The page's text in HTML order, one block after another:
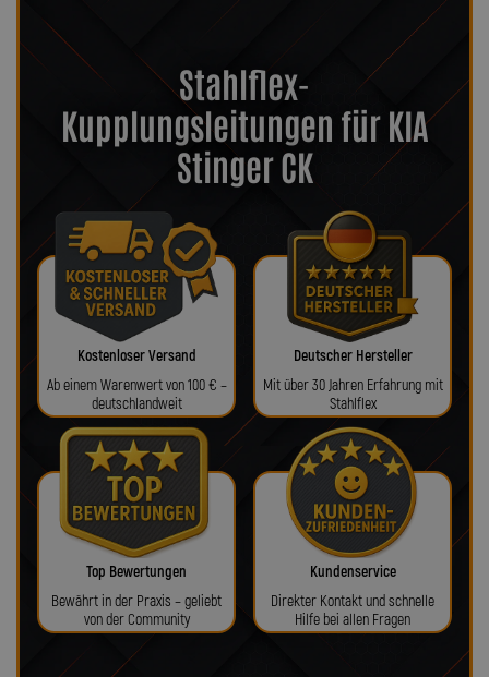
Stahlflex-
Kupplungsleitungen für KIA
Stinger CK
Kostenloser Versand
Ab einem Warenwert von 100 € –
deutschlandweit
Deutscher Hersteller
Mit über 30 Jahren Erfahrung mit
Stahlflex
Top Bewertungen
Bewährt in der Praxis – geliebt
von der Community
Kundenservice
Direkter Kontakt und schnelle
Hilfe bei allen Fragen